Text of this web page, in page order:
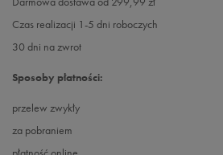
Czas realizacji 1-5 dni roboczych
30 dni na zwrot
Sposoby płatności:
przelew zwykły
za pobraniem